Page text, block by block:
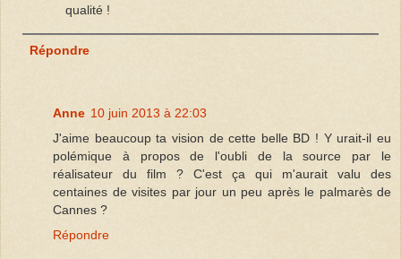
qualité !
Répondre
Anne 10 juin 2013 à 22:03
J'aime beaucoup ta vision de cette belle BD ! Y urait-il eu
polémique à propos de l'oubli de la source par le
réalisateur du film ? C'est ça qui m'aurait valu des
centaines de visites par jour un peu après le palmarès de
Cannes ?
Répondre